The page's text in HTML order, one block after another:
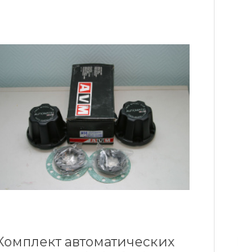
автоматических